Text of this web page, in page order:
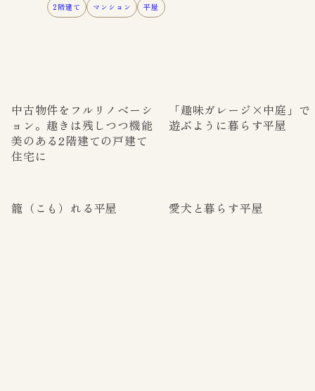
2階建て マンション 平屋
中古物件をフルリノベーシ
ョン。趣きは残しつつ機能
美のある2階建ての戸建て
住宅に
「趣味ガレージ×中庭」で
遊ぶように暮らす平屋
籠（こも）れる平屋 愛犬と暮らす平屋